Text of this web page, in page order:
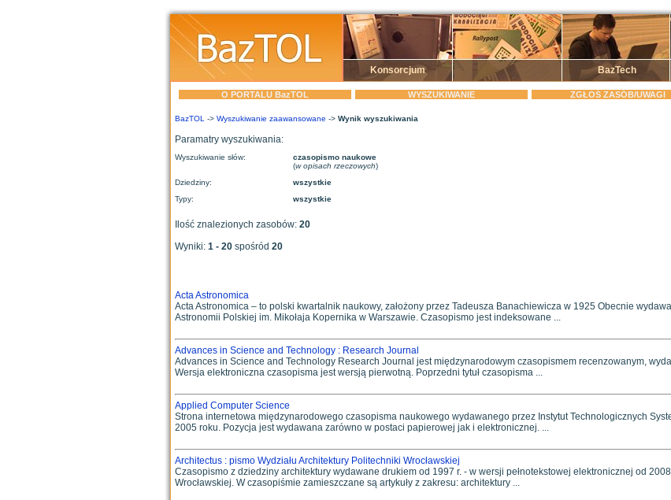
Konsorcjum BazTech
O PORTALU BazTOL WYSZUKIWANIE ZGŁOŚ ZASÓB/UWAGI
BazTOL -> Wyszukiwanie zaawansowane -> Wynik wyszukiwania
Paramatry wyszukiwania:
Wyszukiwanie słów:
czasopismo naukowe
(w opisach rzeczowych)
Dziedziny:
wszystkie
Typy:
wszystkie
Ilość znalezionych zasobów: 20
Wyniki: 1 - 20 spośród 20
Acta Astronomica
Acta Astronomica – to polski kwartalnik naukowy, założony przez Tadeusza Banachiewicza w 1925 Obecnie
Astronomii Polskiej im. Mikołaja Kopernika w Warszawie. Czasopismo jest indeksowane ...
Advances in Science and Technology : Research Journal
Advances in Science and Technology Research Journal jest międzynarodowym czasopismem recenzowanym,
Wersja elektroniczna czasopisma jest wersją pierwotną. Poprzedni tytuł czasopisma ...
Applied Computer Science
Strona internetowa międzynarodowego czasopisma naukowego wydawanego przez Instytut Technologicznych
2005 roku. Pozycja jest wydawana zarówno w postaci papierowej jak i elektronicznej. ...
Architectus : pismo Wydziału Architektury Politechniki Wrocławskiej
Czasopismo z dziedziny architektury wydawane drukiem od 1997 r. - w wersji pełnotekstowej elektronicznej od
Wrocławskiej. W czasopiśmie zamieszczane są artykuły z zakresu: architektury ...